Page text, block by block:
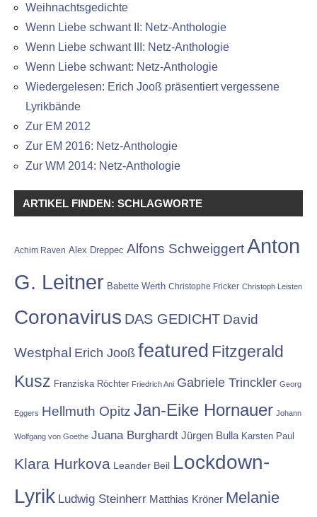
Weihnachtsgedichte
Wenn Liebe schwant II: Netz-Anthologie
Wenn Liebe schwant III: Netz-Anthologie
Wenn Liebe schwant: Netz-Anthologie
Wiedergelesen: Erich Jooß präsentiert vergessene
Lyrikbände
Zur EM 2012
Zur EM 2016: Netz-Anthologie
Zur WM 2014: Netz-Anthologie
ARTIKEL FINDEN: SCHLAGWORTE
Achim Raven Alex Dreppec Alfons SchweiggertAnton
G. Leitner Babette Werth Christophe Fricker Christoph Leisten
Coronavirus DAS GEDICHT David
Westphal Erich Jooß featured Fitzgerald
Kusz Franziska Röchter Friedrich Ani Gabriele Trinckler Georg
Eggers Hellmuth Opitz Jan-Eike Hornauer Johann
Wolfgang von Goethe Juana Burghardt Jürgen Bulla Karsten Paul
Klara Hurkova Leander Beil Lockdown-
Lyrik Ludwig Steinherr Matthias Kröner Melanie